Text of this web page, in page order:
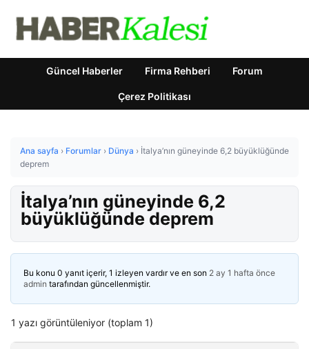
Güncel Haberler Firma Rehberi Forum
Çerez Politikası
Ana sayfa › Forumlar › Dünya › İtalya’nın güneyinde 6,2 büyüklüğünde
deprem
İtalya’nın güneyinde 6,2
büyüklüğünde deprem
Bu konu 0 yanıt içerir, 1 izleyen vardır ve en son 2 ay 1 hafta önce
admin tarafından güncellenmiştir.
1 yazı görüntüleniyor (toplam 1)